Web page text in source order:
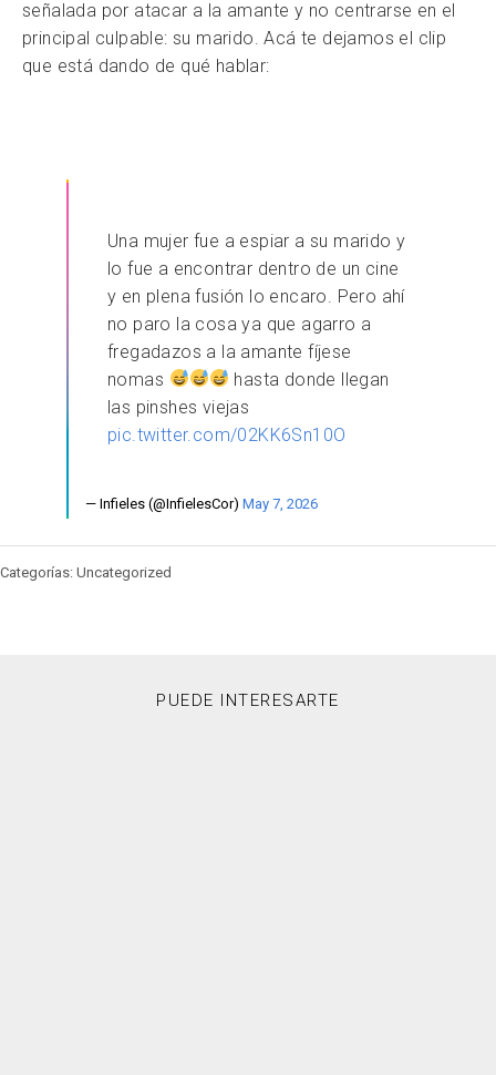
señalada por atacar a la amante y no centrarse en el
principal culpable: su marido. Acá te dejamos el clip
que está dando de qué hablar:
Una mujer fue a espiar a su marido y
lo fue a encontrar dentro de un cine
y en plena fusión lo encaro. Pero ahí
no paro la cosa ya que agarro a
fregadazos a la amante fíjese
nomas
hasta donde llegan
las pinshes viejas
pic.twitter.com/02KK6Sn10O
— Infieles (@InfielesCor) May 7, 2026
Categorías: Uncategorized
PUEDE INTERESARTE